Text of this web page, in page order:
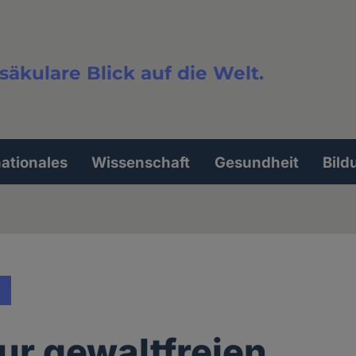
Blick auf die Welt.
Wissenschaft Gesundheit